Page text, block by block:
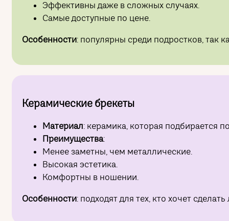
Эффективны даже в сложных случаях.
Самые доступные по цене.
Особенности: популярны среди подростков, так
Керамические брекеты
Материал: керамика, которая подбирается
Преимущества:
Менее заметны, чем металлические.
Высокая эстетика.
Комфортны в ношении.
Особенности: подходят для тех, кто хочет